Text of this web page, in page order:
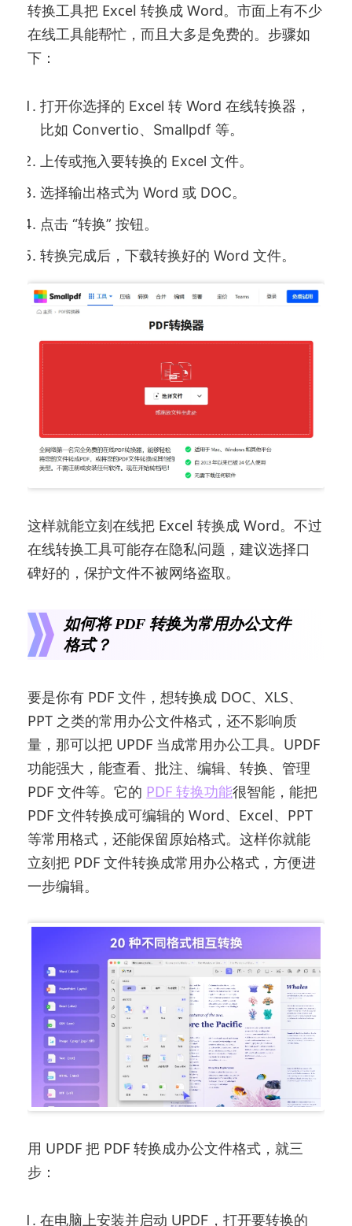
转换工具把 Excel 转换成 Word。市面上有不少
在线工具能帮忙，而且大多是免费的。步骤如
下：
打开你选择的 Excel 转 Word 在线转换器，
比如 Convertio、Smallpdf 等。
上传或拖入要转换的 Excel 文件。
选择输出格式为 Word 或 DOC。
点击 “转换” 按钮。
转换完成后，下载转换好的 Word 文件。
这样就能立刻在线把 Excel 转换成 Word。不过
在线转换工具可能存在隐私问题，建议选择口
碑好的，保护文件不被网络盗取。
如何将 PDF 转换为常用办公文件
格式？
要是你有 PDF 文件，想转换成 DOC、XLS、
PPT 之类的常用办公文件格式，还不影响质
量，那可以把 UPDF 当成常用办公工具。UPDF
功能强大，能查看、批注、编辑、转换、管理
PDF 文件等。它的 PDF 转换功能很智能，能把
PDF 文件转换成可编辑的 Word、Excel、PPT
等常用格式，还能保留原始格式。这样你就能
立刻把 PDF 文件转换成常用办公格式，方便进
一步编辑。
用 UPDF 把 PDF 转换成办公文件格式，就三
步：
在电脑上安装并启动 UPDF，打开要转换的